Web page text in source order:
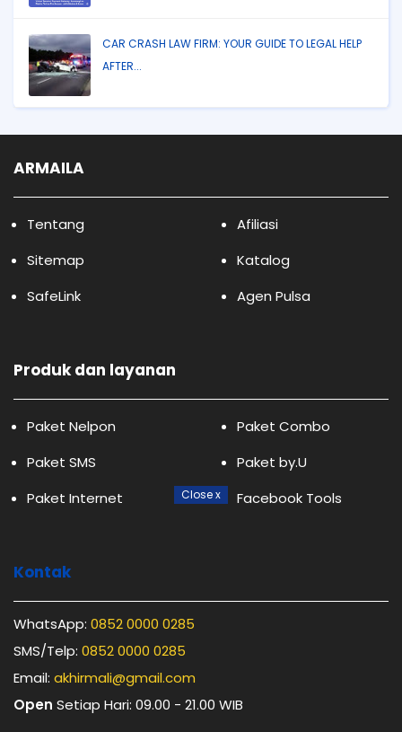
CAR CRASH LAW FIRM: YOUR GUIDE TO LEGAL HELP
AFTER...
ARMAILA
Tentang
Sitemap
SafeLink
Afiliasi
Katalog
Agen Pulsa
Produk dan layanan
Paket Nelpon
Paket SMS
Paket Internet
Paket Combo
Paket by.U
Facebook Tools
Kontak
WhatsApp: 0852 0000 0285
SMS/Telp: 0852 0000 0285
Email: akhirmali@gmail.com
Open Setiap Hari: 09.00 - 21.00 WIB
Closex